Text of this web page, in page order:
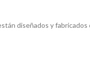
diseñados y fabricados